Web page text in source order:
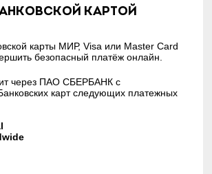
картой
карты МИР, Visa или Master Card
безопасный платёж онлайн.
через ПАО СБЕРБАНК с
карт следующих платежных